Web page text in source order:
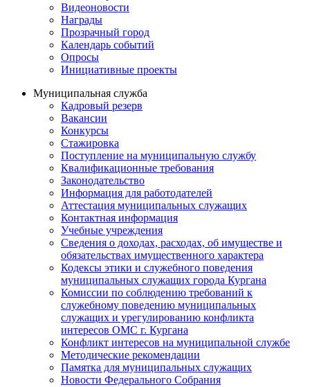
Видеоновости
Награды
Прозрачный город
Календарь событий
Опросы
Инициативные проекты
Муниципальная служба
Кадровый резерв
Вакансии
Конкурсы
Стажировка
Поступление на муниципальную службу
Квалификационные требования
Законодательство
Информация для работодателей
Аттестация муниципальных служащих
Контактная информация
Учебные учреждения
Сведения о доходах, расходах, об имуществе и
обязательствах имущественного характера
Кодексы этики и служебного поведения
муниципальных служащих города Кургана
Комиссии по соблюдению требований к
служебному поведению муниципальных
служащих и урегулированию конфликта
интересов ОМС г. Кургана
Конфликт интересов на муниципальной службе
Методические рекомендации
Памятка для муниципальных служащих
Новости Федерального Cобрания